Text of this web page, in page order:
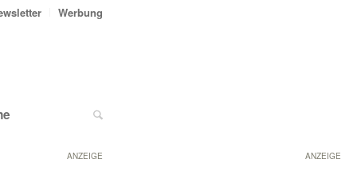
ANZEIGE
Werbung
ANZEIGE